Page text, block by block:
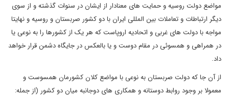
مواضع دولت روسیه و حمایت های معنادار از ایشان در سنوات گذشته و از سوی
دیگر ارتباطات و تعاملات بین المللی ایران با دو کشور صربستان و روسیه و نهایتا
مواجه با دولت های غربی و اتحادیه اروپاست که هر یک از کشورها را به نوعی یا
در همراهی و همسوئی در مقام دوست و یا بالعکس در جایگاه دشمن قرار خواهد
داد.
از آن جا که دولت صربستان به نوعی با مواضع کلان کشورمان همسوست و
معمولا بر وجود روابط دوستانه و همکاری های دوجانبه میان دو کشور (از جمله: